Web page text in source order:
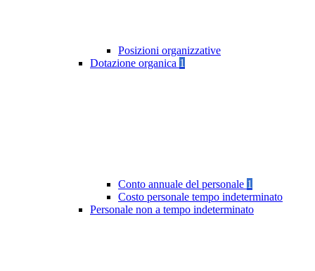
Posizioni organizzative
Dotazione organica 1
Conto annuale del personale 1
Costo personale tempo indeterminato
Personale non a tempo indeterminato